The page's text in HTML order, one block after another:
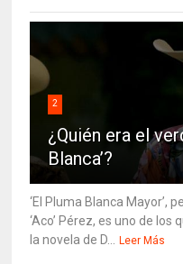
2
¿Quién era el
Blanca’?
‘El Pluma Blanca Mayor’,
‘Aco’ Pérez, es uno de
la novela de D...
Leer Más